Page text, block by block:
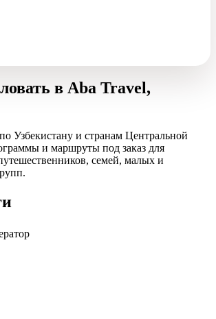
в Aba Travel,
Узбекистану и странам Центральной
и маршруты под заказ для
семей, малых и